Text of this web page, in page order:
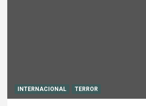
INTERNACIONAL TERROR